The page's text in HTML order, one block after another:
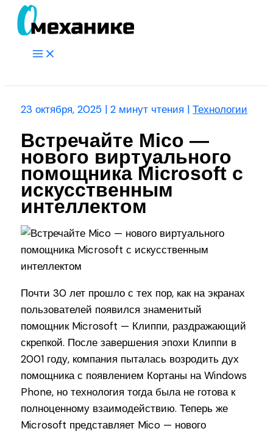
Перейти
Main
23 октября, 2025 |2 минут чтения |Технологии
Встречайте Mico —
нового виртуального
помощника Microsoft с
искусственным
интеллектом
Почти 30 лет прошло с тех пор, как на экранах
пользователей появился знаменитый
помощник Microsoft — Клиппи, раздражающий
скрепкой. После завершения эпохи Клиппи в
2001 году, компания пыталась возродить дух
помощника с появлением Кортаны на Windows
Phone, но технология тогда была не готова к
полноценному взаимодействию. Теперь же
Microsoft представляет Mico — нового